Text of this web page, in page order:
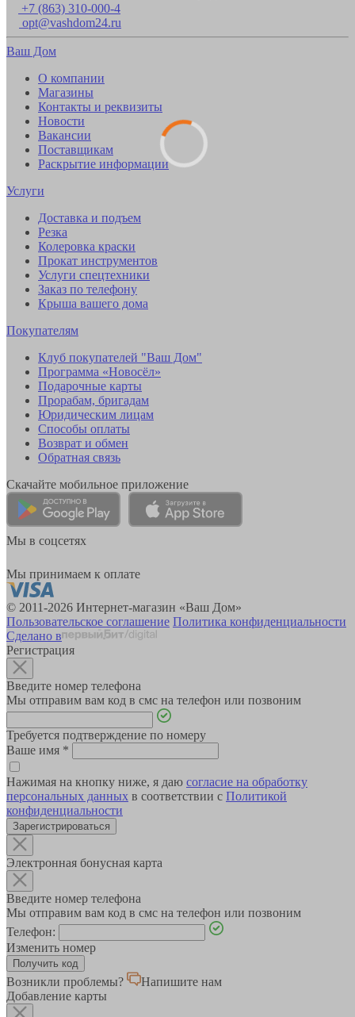
+7 (863) 310-000-4
opt@vashdom24.ru
Ваш Дом
О компании
Магазины
Контакты и реквизиты
Новости
Вакансии
Поставщикам
Раскрытие информации
Услуги
Доставка и подъем
Резка
Колеровка краски
Прокат инструментов
Услуги спецтехники
Заказ по телефону
Крыша вашего дома
Покупателям
Клуб покупателей "Ваш Дом"
Программа «Новосёл»
Подарочные карты
Прорабам, бригадам
Юридическим лицам
Способы оплаты
Возврат и обмен
Обратная связь
Скачайте мобильное приложение
Мы в соцсетях
Мы принимаем к оплате
© 2011-2026 Интернет-магазин «Ваш Дом»
Пользовательское соглашение Политика конфиденциальности
Сделано в
Регистрация
Введите номер телефона
Мы отправим вам код в смс на телефон или позвоним
Требуется подтверждение по номеру
Ваше имя *
Нажимая на кнопку ниже, я даю согласие на обработку
персональных данных в соответствии с Политикой
конфиденциальности
Зарегистрироваться
Электронная бонусная карта
Введите номер телефона
Мы отправим вам код в смс на телефон или позвоним
Телефон:
Изменить номер
Возникли проблемы?
Напишите нам
Добавление карты